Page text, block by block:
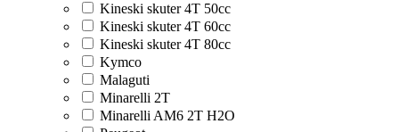
Kineski skuter 4T 50cc
Kineski skuter 4T 60cc
Kineski skuter 4T 80cc
Kymco
Malaguti
Minarelli 2T
Minarelli AM6 2T H2O